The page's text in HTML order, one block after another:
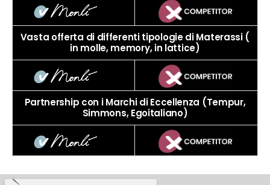
Vasta offerta di differenti tipologie di Materassi (
in molle, memory, in lattice)
Partnership con i Marchi di Eccellenza (Tempur,
Simmons, Egoitaliano)